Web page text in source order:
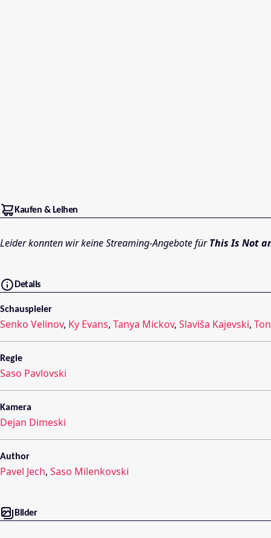
Kaufen & Leihen
Leider konnten wir keine Streaming-Angebote fürThis Is Not
Details
Schauspieler
Senko Velinov, Ky Evans, Tanya Mickov, Slaviša Kajevski,
Regie
Saso Pavlovski
Kamera
Dejan Dimeski
Author
Pavel Jech, Saso Milenkovski
Bilder